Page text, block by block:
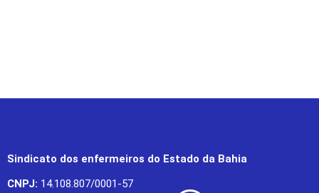
Sindicato dos enfermeiros do Estado da Bahia
CNPJ: 14.108.807/0001-57